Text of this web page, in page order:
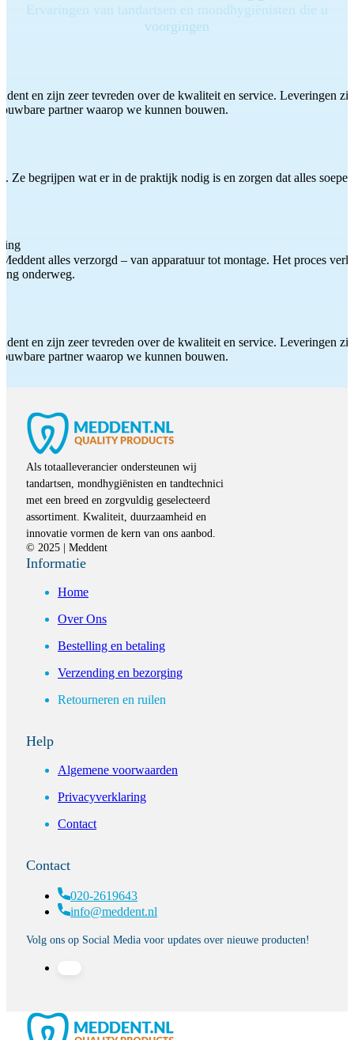
Ervaringen van tandartsen en mondhygiënisten die u
voorgingen
en zijn zeer tevreden over de kwaliteit en service. Leveringen
partner waarop we kunnen bouwen.
Ze begrijpen wat er in de praktijk nodig is en zorgen dat alles
alles verzorgd – van apparatuur tot montage. Het proces
onderweg.
en zijn zeer tevreden over de kwaliteit en service. Leveringen
partner waarop we kunnen bouwen.
Als totaalleverancier ondersteunen wij
tandartsen, mondhygiënisten en tandtechnici
met een breed en zorgvuldig geselecteerd
assortiment. Kwaliteit, duurzaamheid en
innovatie vormen de kern van ons aanbod.
© 2025 | Meddent
Informatie
Home
Over Ons
Bestelling en betaling
Verzending en bezorging
Retourneren en ruilen
Help
Algemene voorwaarden
Privacyverklaring
Contact
Contact
020-2619643
info@meddent.nl
Volg ons op Social Media voor updates over nieuwe producten!